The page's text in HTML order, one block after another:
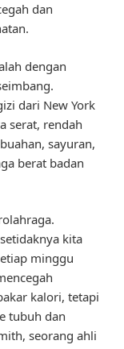
dan
dengan
dari New York
serat, rendah
sayuran,
berat badan
kita
minggu
kalori, tetapi
tubuh dan
seorang ahli